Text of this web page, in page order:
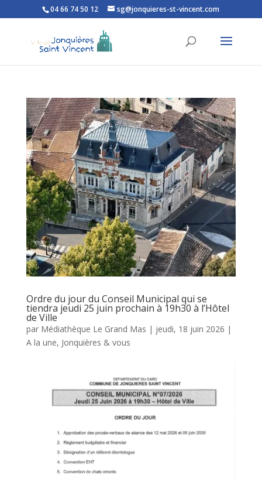
Ouvrir la barre d’outils
04 66 74 50 12 sg@jonquieres-st-vincent.com
Ordre du jour du Conseil Municipal qui se
tiendra jeudi 25 juin prochain à 19h30 à l’Hôtel
de Ville
par Médiathèque Le Grand Mas | jeudi, 18 juin 2026 |
A la une, Jonquières & vous